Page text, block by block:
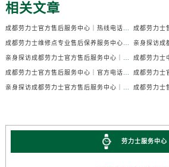
相关文章
劳力士服务中心